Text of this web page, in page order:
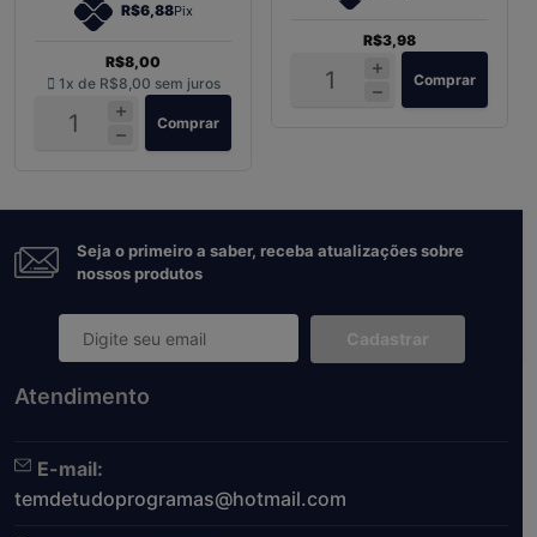
R$6,88Pix
R$8,00
1x de R$8,00 sem juros
Comprar
R$3,98
Comprar
Seja o primeiro a saber, receba atualizações sobre
nossos produtos
Cadastrar
Atendimento
E-mail:
temdetudoprogramas@hotmail.com